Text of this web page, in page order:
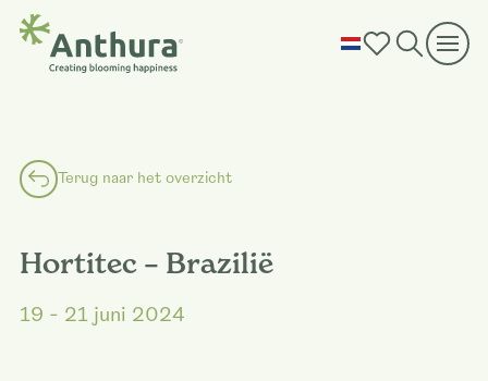
Terug naar het overzicht
Hortitec – Brazilië
19 - 21 juni 2024